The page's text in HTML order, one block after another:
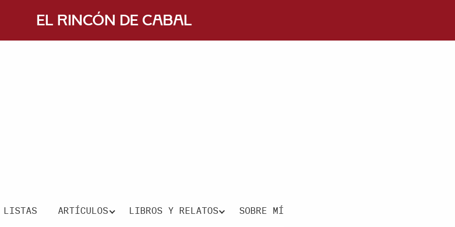
El Rincón de Cabal
LISTAS ARTÍCULOS LIBROS Y RELATOS SOBRE MÍ